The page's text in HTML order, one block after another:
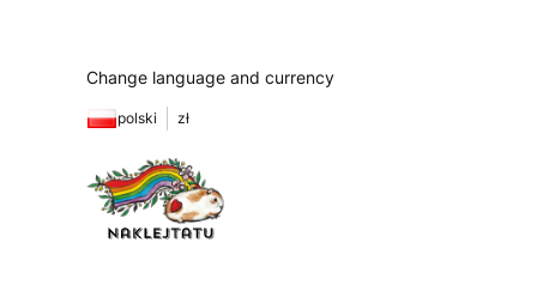
Change language and currency
polski zł